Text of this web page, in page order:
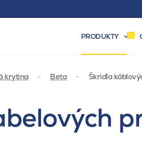
PRODUKTY
krytina Beta Škridla